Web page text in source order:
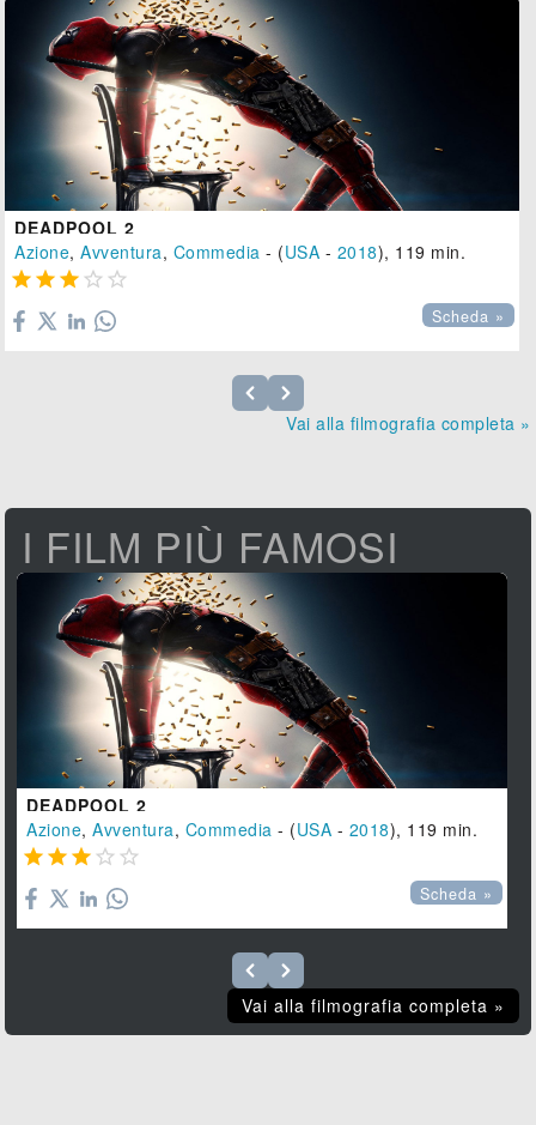
DEADPOOL 2
Azione,Avventura, Commedia - (USA - 2018), 119 min.
    
Scheda »
Vai alla filmografia completa »
I FILM PIÙ FAMOSI
DEADPOOL 2
Azione,Avventura, Commedia - (USA - 2018), 119 min.
    
Scheda »
Vai alla filmografia completa »